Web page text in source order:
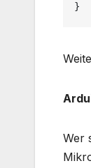
}
Wer